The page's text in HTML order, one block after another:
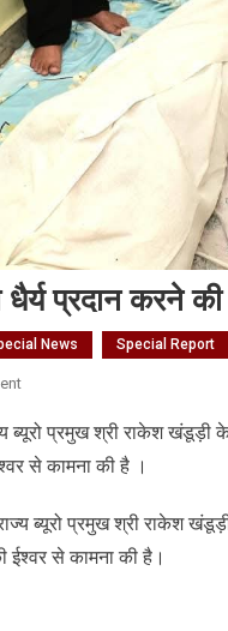
प्रदान करने
News Special Report
On
शांति
और
परिजनों
ब्यूरो प्रमुख श्री राकेश खंडूड़ी
से कामना की है ।
ब्यूरो प्रमुख श्री राकेश
ईश्वर से कामना की है।